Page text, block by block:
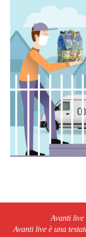
Avanti
Avanti live è una